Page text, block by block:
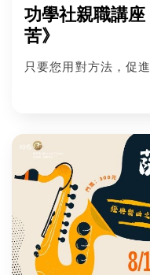
功學社親職講
苦》
只要您用對方法，促